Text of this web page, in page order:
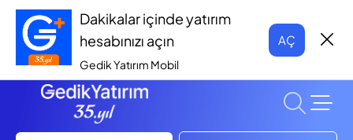
Dakikalar içinde yatırım
hesabınızı açın
Gedik Yatırım Mobil
AÇ